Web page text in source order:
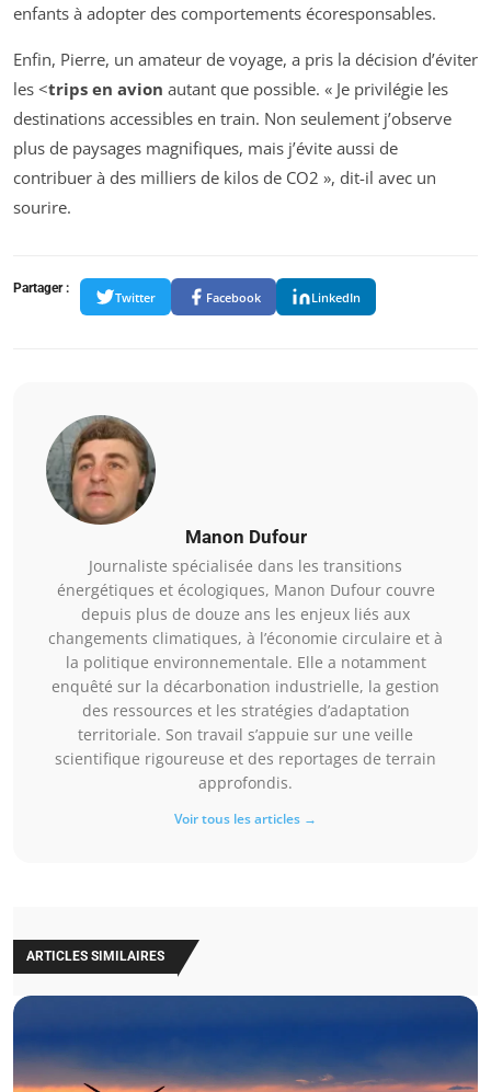
enfants à adopter des comportements écoresponsables.
Enfin, Pierre, un amateur de voyage, a pris la décision d’éviter
les <trips en avion autant que possible. « Je privilégie les
destinations accessibles en train. Non seulement j’observe
plus de paysages magnifiques, mais j’évite aussi de
contribuer à des milliers de kilos de CO2 », dit-il avec un
sourire.
Partager :
Twitter Facebook LinkedIn
Manon Dufour
Journaliste spécialisée dans les transitions
énergétiques et écologiques, Manon Dufour couvre
depuis plus de douze ans les enjeux liés aux
changements climatiques, à l’économie circulaire et à
la politique environnementale. Elle a notamment
enquêté sur la décarbonation industrielle, la gestion
des ressources et les stratégies d’adaptation
territoriale. Son travail s’appuie sur une veille
scientifique rigoureuse et des reportages de terrain
approfondis.
Voir tous les articles →
ARTICLES SIMILAIRES